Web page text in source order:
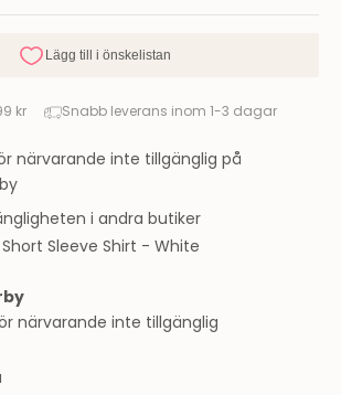
kr Snabb leverans inom 1-3 dagar
närvarande inte tillgänglig på
i andra butiker
Sleeve Shirt - White
närvarande inte tillgänglig